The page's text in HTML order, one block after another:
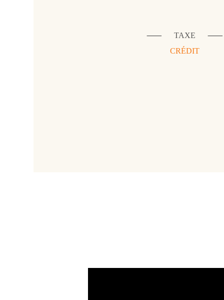
⸺ TAXE
⸺
CRÉDIT